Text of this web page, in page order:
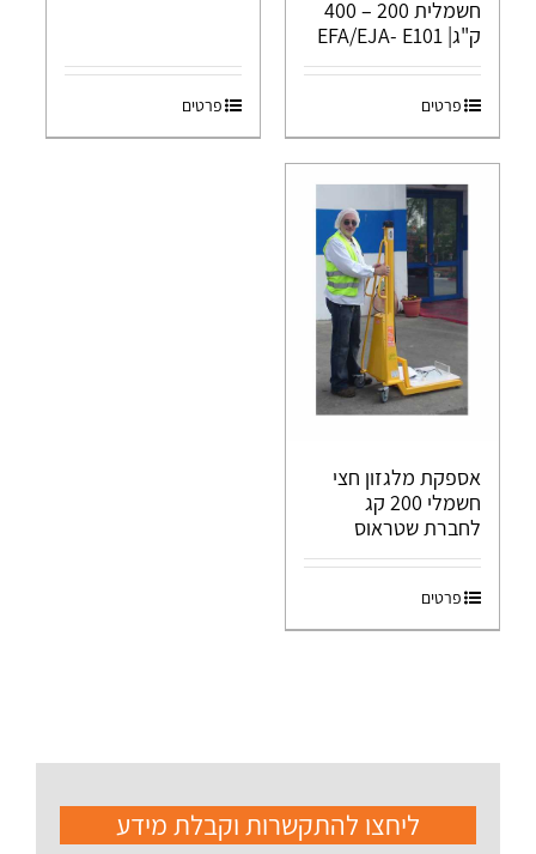
חשמלית 200 – 400
ק"ג| EFA/EJA- E101
פרטים פרטים
אספקת מלגזון חצי
חשמלי 200 קג
לחברת שטראוס
פרטים
ליחצו להתקשרות וקבלת מידע